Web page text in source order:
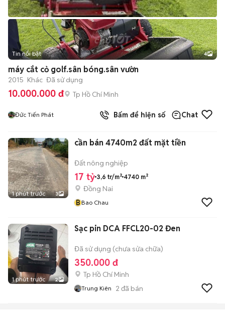
Tin nổi bật 4
máy cắt cỏ golf.sân bóng.sân vườn
2015 Khác Đã sử dụng
10.000.000 đ Tp Hồ Chí Minh
Đức Tiến Phát Bấm để hiện số Chat
1 phút trước 3
cần bán 4740m2 đất mặt tiền
Đất nông nghiệp
17 tỷ 3,6 tr/m² 4740 m²
Đồng Nai
BBao Chau
1 phút trước 2
Sạc pin DCA FFCL20-02 Đen
Đã sử dụng (chưa sửa chữa)
350.000 đ
Tp Hồ Chí Minh
Trung Kiên 2 đã bán